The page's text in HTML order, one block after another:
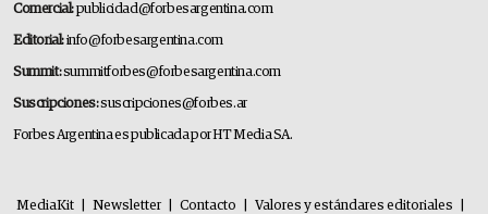
Comercial:publicidad@forbesargentina.com
Editorial:info@forbesargentina.com
Summit:summitforbes@forbesargentina.com
Suscripciones:suscripciones@forbes.ar
Forbes Argentina es publicada por HT Media SA.
MediaKit Newsletter Contacto Valores y estándares editoriales